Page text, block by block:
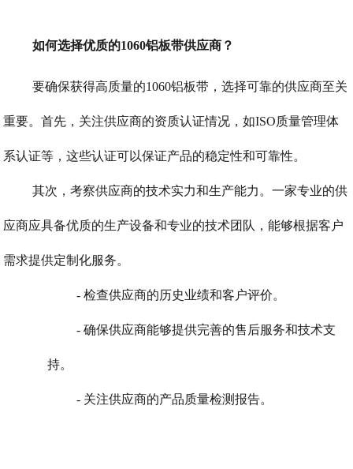
如何选择优质的1060铝板带供应商？
要确保获得高质量的1060铝板带，选择可靠的供应商至关
重要。首先，关注供应商的资质认证情况，如ISO质量管理体
系认证等，这些认证可以保证产品的稳定性和可靠性。
其次，考察供应商的技术实力和生产能力。一家专业的供
应商应具备优质的生产设备和专业的技术团队，能够根据客户
需求提供定制化服务。
- 检查供应商的历史业绩和客户评价。
- 确保供应商能够提供完善的售后服务和技术支
持。
- 关注供应商的产品质量检测报告。